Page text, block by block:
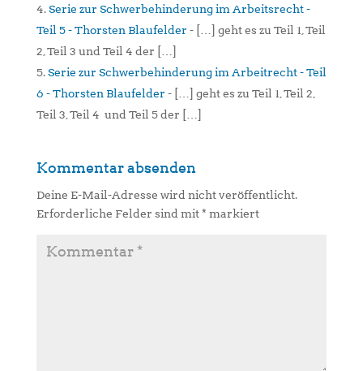
Serie zur Schwerbehinderung im Arbeitsrecht -
Teil 5 - Thorsten Blaufelder - […] geht es zu Teil 1, Teil
2, Teil 3 und Teil 4 der […]
Serie zur Schwerbehinderung im Arbeitrecht - Teil
6 - Thorsten Blaufelder - […] geht es zu Teil 1, Teil 2,
Teil 3, Teil 4 und Teil 5 der […]
Kommentar absenden
Deine E-Mail-Adresse wird nicht veröffentlicht.
Erforderliche Felder sind mit* markiert